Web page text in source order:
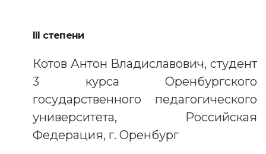
III степени
Котов Антон Владиславович, студент
3 курса Оренбургского
государственного педагогического
университета, Российская
Федерация, г. Оренбург